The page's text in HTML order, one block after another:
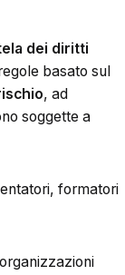
dei diritti
basato sul
, ad
soggette a
formatori